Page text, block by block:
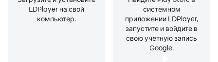
LDPlayer на свой
компьютер.
системном
приложении LDPlayer,
запустите и войдите в
свою учетную запись
Google.